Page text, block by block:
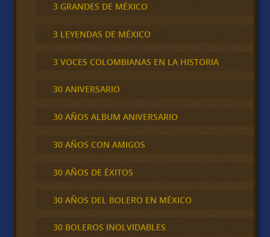
3 GRANDES DE MÉXICO
3 LEYENDAS DE MÉXICO
3 VOCES COLOMBIANAS EN LA HISTORIA
30 ANIVERSARIO
30 AÑOS ALBUM ANIVERSARIO
30 AÑOS CON AMIGOS
30 AÑOS DE ÉXITOS
30 AÑOS DEL BOLERO EN MÉXICO
30 BOLEROS INOLVIDABLES